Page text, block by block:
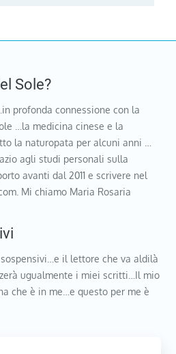
Sole?
profonda connessione con la
…la medicina cinese e la
la naturopata per alcuni anni …
agli studi personali sulla
avanti dal 2011 e scrivere nel
Mi chiamo Maria Rosaria
il lettore che va aldilà
ugualmente i miei scritti…Il mio
che è in me…e questo per me è